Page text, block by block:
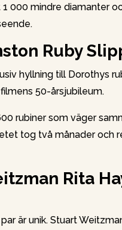
1 000 mindre diamanter
Ruby
hyllning till Dorothys
50-årsjubileum.
rubiner som väger
tog två månader och
Rita
är unik. Stuart